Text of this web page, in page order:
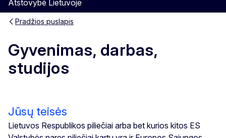
Atstovybė Lietuvoje
Pradžios puslapis
Gyvenimas, darbas,
studijos
Jūsų teisės
Lietuvos Respublikos piliečiai arba bet kurios kitos ES